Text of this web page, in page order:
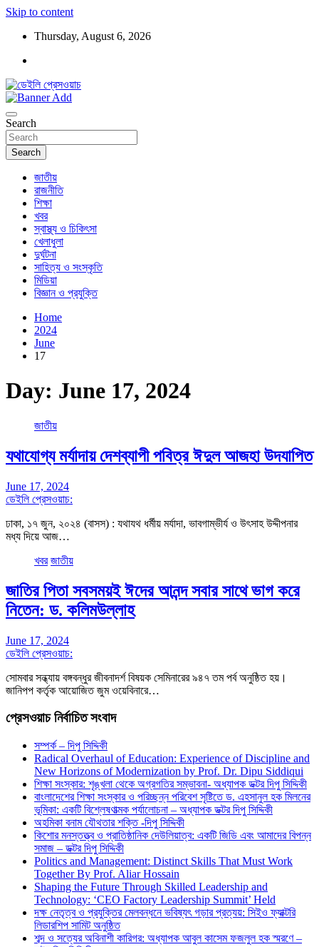
Skip to content
Thursday, August 6, 2026
ডেইলি প্রেসওয়াচ
Search
Search
জাতীয়
রাজনীতি
শিক্ষা
খবর
স্বাস্থ্য ও চিকিৎসা
খেলাধুলা
দুর্ঘটনা
সাহিত্য ও সংস্কৃতি
মিডিয়া
বিজ্ঞান ও প্রযুক্তি
Home
2024
June
17
Day: June 17, 2024
জাতীয়
যথাযোগ্য মর্যাদায় দেশব্যাপী পবিত্র ঈদুল আজহা উদযাপিত
June 17, 2024
ডেইলি প্রেসওয়াচ:
ঢাকা, ১৭ জুন, ২০২৪ (বাসস) : যথাযথ ধর্মীয় মর্যাদা, ভাবগাম্ভীর্য ও উৎসাহ উদ্দীপনার
মধ্য দিয়ে আজ…
খবর জাতীয়
জাতির পিতা সবসময়ই ঈদের আনন্দ সবার সাথে ভাগ করে
নিতেন: ড. কলিমউল্লাহ
June 17, 2024
ডেইলি প্রেসওয়াচ:
সোমবার সন্ধ্যায় বঙ্গবন্ধুর জীবনাদর্শ বিষয়ক সেমিনারের ৯৪৭ তম পর্ব অনুষ্ঠিত হয়।
জানিপপ কর্তৃক আয়োজিত জুম ওয়েবিনারে…
প্রেসওয়াচ নির্বাচিত সংবাদ
সম্পর্ক – দিপু সিদ্দিকী
Radical Overhaul of Education: Experience of Discipline and
New Horizons of Modernization by Prof. Dr. Dipu Siddiqui
শিক্ষা সংস্কার: শৃঙ্খলা থেকে অগ্রগতির সম্ভাবনা- অধ্যাপক ডক্টর দিপু সিদ্দিকী
বাংলাদেশের শিক্ষা সংস্কার ও পরিচ্ছন্ন পরিবেশ সৃষ্টিতে ড. এহসানুল হক মিলনের
ভূমিকা: একটি বিশ্লেষণাত্মক পর্যালোচনা – অধ্যাপক ডক্টর দিপু সিদ্দিকী
অহমিকা বনাম যৌথতার শক্তি -দিপু সিদ্দিকী
কিশোর মনস্তত্ত্ব ও প্রাতিষ্ঠানিক দেউলিয়াত্ব: একটি জিডি এবং আমাদের বিপন্ন
সমাজ – ডক্টর দিপু সিদ্দিকী
Politics and Management: Distinct Skills That Must Work
Together By Prof. Aliar Hossain
Shaping the Future Through Skilled Leadership and
Technology: ‘CEO Factory Leadership Summit’ Held
দক্ষ নেতৃত্ব ও প্রযুক্তির মেলবন্ধনে ভবিষ্যৎ গড়ার প্রত্যয়: সিইও ফ্যাক্টরি
লিডারশিপ সামিট অনুষ্ঠিত
শব্দ ও সত্যের অবিনাশী কারিগর: অধ্যাপক আবুল কাসেম ফজলুল হক স্মরণে –